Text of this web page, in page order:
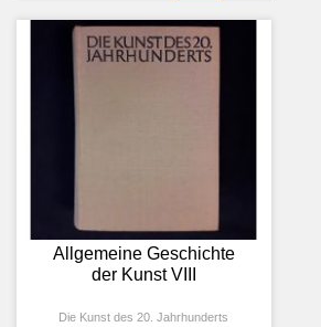
Allgemeine Geschichte
der Kunst VIII
Die Kunst des 20. Jahrhunderts